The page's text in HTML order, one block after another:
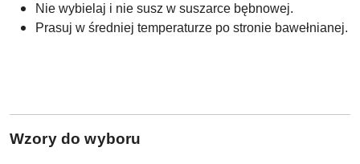
Nie wybielaj i nie susz w suszarce bębnowej.
Prasuj w średniej temperaturze po stronie bawełnianej.
Wzory do wyboru